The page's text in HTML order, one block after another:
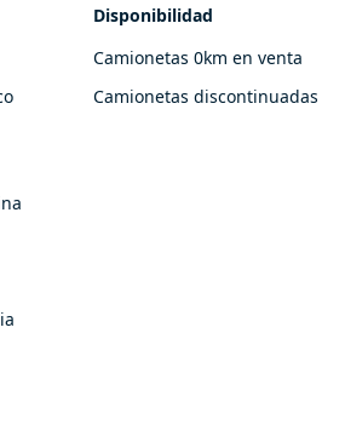
Disponibilidad
Camionetas 0km en venta
Camionetas discontinuadas